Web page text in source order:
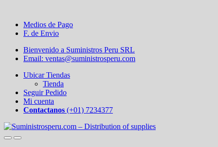
Medios de Pago
F. de Envio
Bienvenido a Suministros Peru SRL
Email: ventas@suministrosperu.com
Ubicar Tiendas
Tienda
Seguir Pedido
Mi cuenta
Contactanos (+01) 7234377